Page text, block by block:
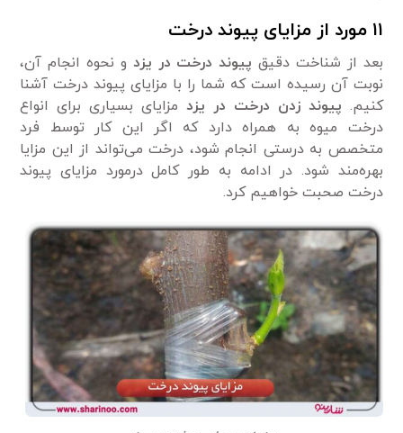
۱۱ مورد از مزایای پیوند درخت
بعد از شناخت دقیق پیوند درخت در یزد و نحوه انجام آن،
نوبت آن رسیده است که شما را با مزایای پیوند درخت آشنا
کنیم. پیوند زدن درخت در یزد مزایای بسیاری برای انواع
درخت میوه‌ به همراه دارد که اگر این کار توسط فرد
متخصص به درستی انجام شود، درخت می‌تواند از این مزایا
بهره‌مند شود. در ادامه به طور کامل درمورد مزایای پیوند
درخت صحبت خواهیم کرد.